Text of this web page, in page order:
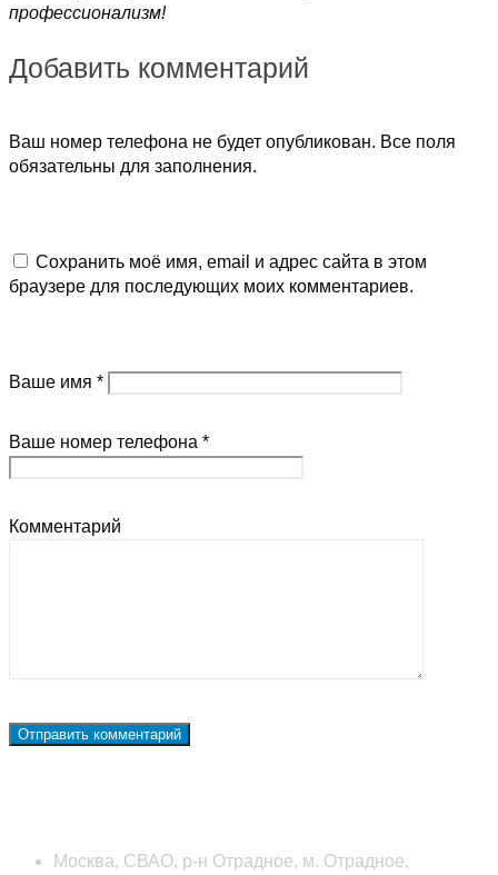
профессионализм!
Добавить комментарий
Ваш номер телефона не будет опубликован. Все поля
обязательны для заполнения.
Комментарий
Ваше имя *
Сохранить моё имя, email и адрес сайта в этом
браузере для последующих моих комментариев.
Ваше номер телефона *
Москва, СВАО, р-н Отрадное, м. Отрадное,